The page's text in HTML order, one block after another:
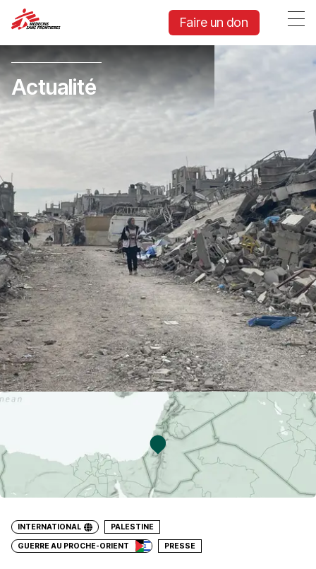
Faire un don
Actualité
INTERNATIONAL PALESTINE
GUERRE AU PROCHE-ORIENT PRESSE